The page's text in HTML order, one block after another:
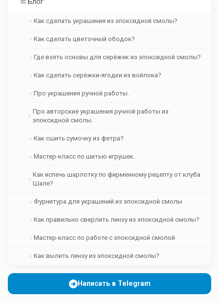
Как сделать украшения из эпоксидной смолы?
Как сделать цветочный ободок?
Где взять основы для серёжек из эпоксидной смолы?
Как сделать серёжки-ягодки из войлока?
Про украшения ручной работы.
Про авторские украшения ручной работы из
эпоксидной смолы.
Как сшить сумочку из фетра?
Мастер-класс по шитью игрушек.
Как испечь шарлотку по фирменному рецепту от клуба
Шале?
Фурнитура для украшений из эпоксидной смолы
Как правильно сверлить линзу из эпоксидной смолы?
Мастер-класс по работе с эпоксидной смолой
Как вылить линзу из эпоксидной смолы?
Написать в Telegram